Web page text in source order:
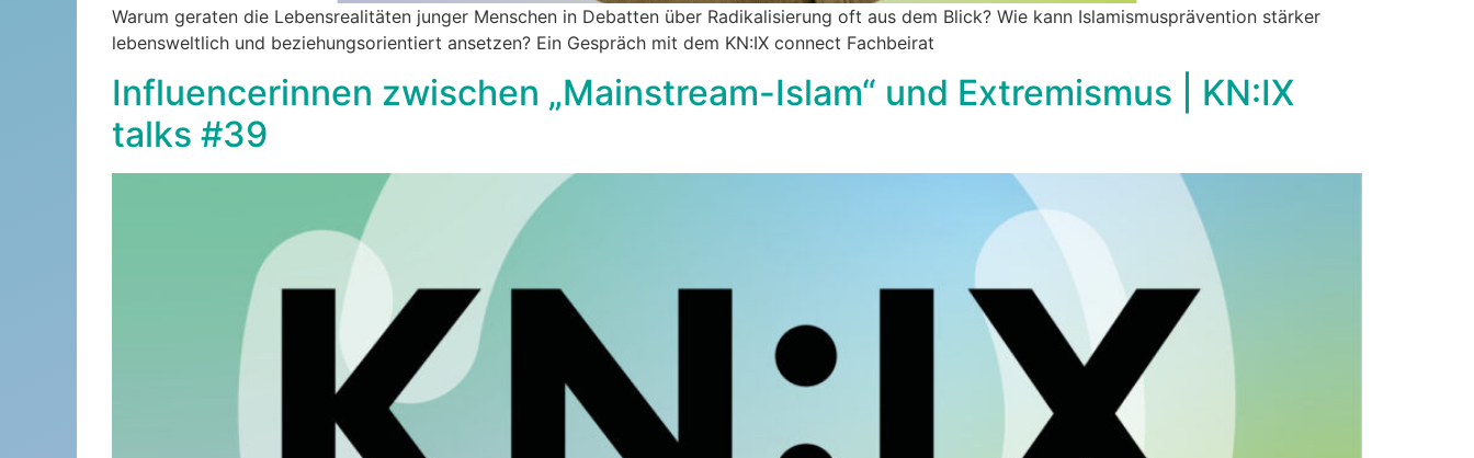
Warum geraten die Lebensrealitäten junger Menschen in Debatten über Radikalisierung oft aus dem Blick? Wie kann Islamismusprävention stärker
lebensweltlich und beziehungsorientiert ansetzen? Ein Gespräch mit dem KN:IX connect Fachbeirat
Influencerinnen zwischen „Mainstream-Islam“ und Extremismus | KN:IX
talks #39